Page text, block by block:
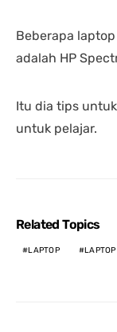
Beberapa
adalah HP
Itu dia tips
untuk pelajar.
Related Topics
LAPTOP